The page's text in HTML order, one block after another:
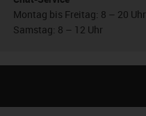
Montag bis Freitag: 8 – 20 Uhr
Samstag: 8 – 12 Uhr